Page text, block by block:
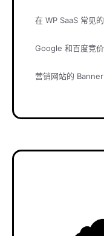
在 WP SaaS 常见
Google 和百度竞
营销网站的 Banner